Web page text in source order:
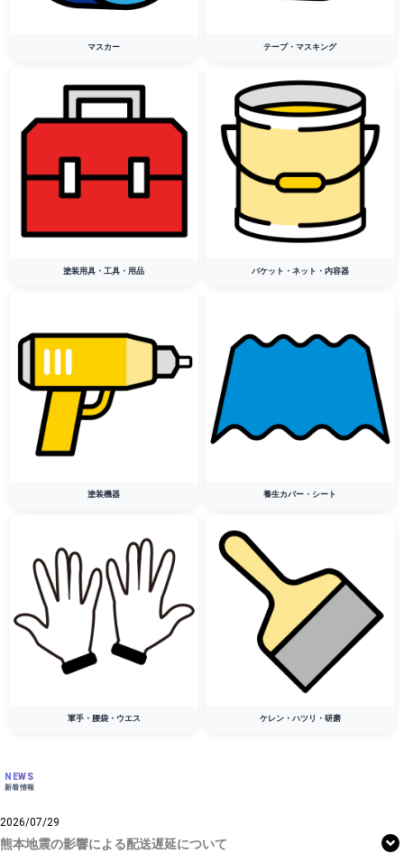
マスカー テープ・マスキング
塗装用具・工具・用品 バケット・ネット・内容器
塗装機器 養生カバー・シート
軍手・腰袋・ウエス ケレン・ハツリ・研磨
NEWS
新着情報
2026/07/29
熊本地震の影響による配送遅延について